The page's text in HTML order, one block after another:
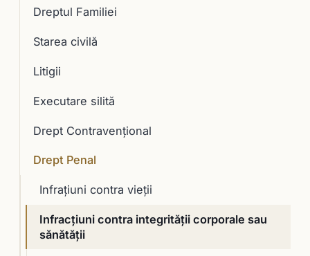
Dreptul Familiei
Starea civilă
Litigii
Executare silită
Drept Contravențional
Drept Penal
Infraţiuni contra vieţii
Infracţiuni contra integrităţii corporale sau
sănătăţii